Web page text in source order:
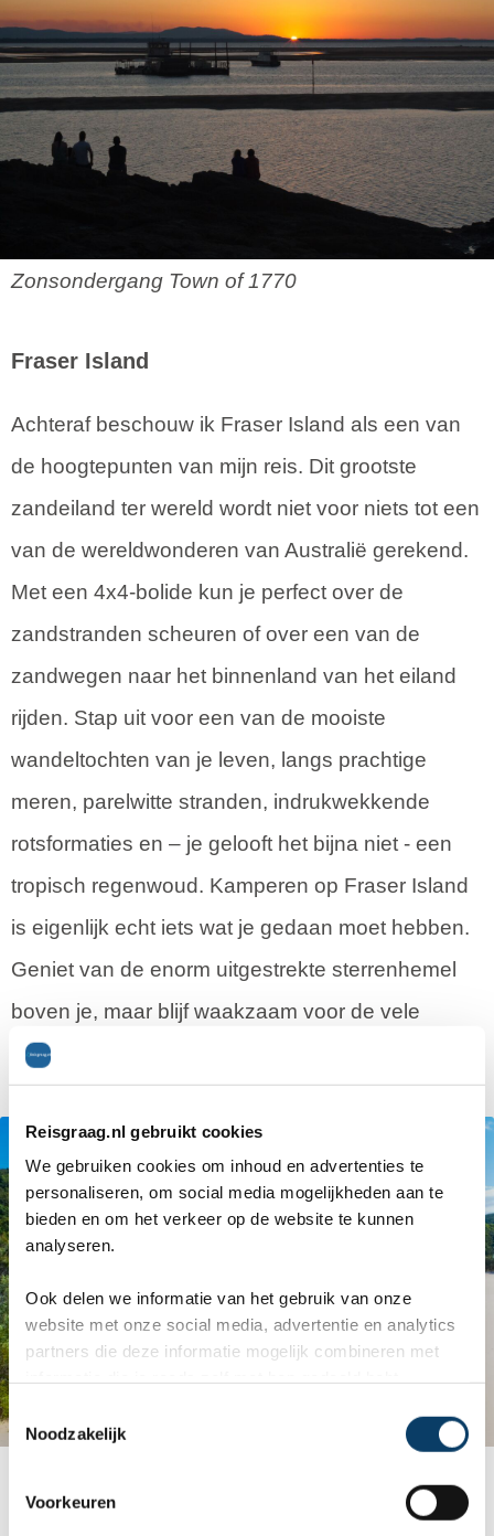
Reisgraag.nl gebruikt cookies
We gebruiken cookies om inhoud en advertenties te
personaliseren, om social media mogelijkheden aan te
bieden en om het verkeer op de website te kunnen
analyseren.
Ook delen we informatie van het gebruik van onze
website met onze social media, advertentie en analytics
partners die deze informatie mogelijk combineren met
C
o
Noodzakelijk
Voorkeuren
Zonsondergang Town of 1770
Fraser Island
Achteraf beschouw ik Fraser Island als een van
de hoogtepunten van mijn reis. Dit grootste
zandeiland ter wereld wordt niet voor niets tot een
van de wereldwonderen van Australië gerekend.
Met een 4x4-bolide kun je perfect over de
zandstranden scheuren of over een van de
zandwegen naar het binnenland van het eiland
rijden. Stap uit voor een van de mooiste
wandeltochten van je leven, langs prachtige
meren, parelwitte stranden, indrukwekkende
rotsformaties en – je gelooft het bijna niet - een
tropisch regenwoud. Kamperen op Fraser Island
is eigenlijk echt iets wat je gedaan moet hebben.
Geniet van de enorm uitgestrekte sterrenhemel
boven je, maar blijf waakzaam voor de vele
dingo's.